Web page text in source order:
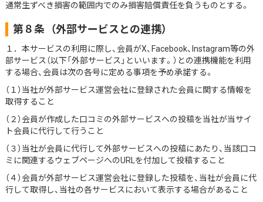
通常生ずべき損害の範囲内でのみ損害賠償責任を負うものとする。
第８条 （外部サービスとの連携）
１．本サービスの利用に際し、会員がX、Facebook、Instagram等の外
部サービス（以下「外部サービス」といいます。）との連携機能を利用
する場合、会員は次の各号に定める事項を予め承諾する。
（１）当社が外部サービス運営会社に登録された会員に関する情報を
取得すること
（２）会員が作成した口コミの外部サービスへの投稿を当社が当サイ
ト会員に代行して行うこと
（３）当社が会員に代行して外部サービスへの投稿にあたり、当該口コ
ミに関連するウェブページへのURLを付加して投稿すること
（４）会員が外部サービス運営会社に登録した投稿を、当社が会員に代
行して取得し、当社の各サービスにおいて表示する場合があること